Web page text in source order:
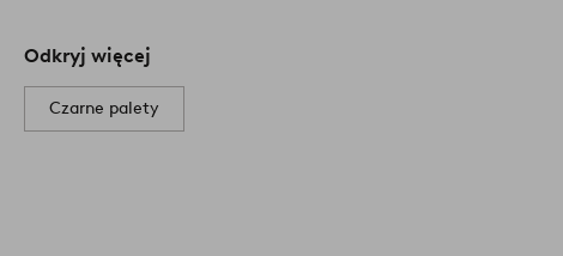
Odkryj więcej
Czarne palety